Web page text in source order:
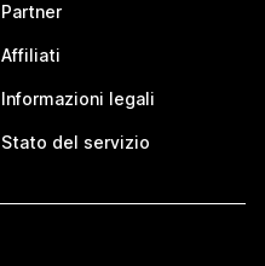
Partner
Affiliati
Informazioni legali
Stato del servizio